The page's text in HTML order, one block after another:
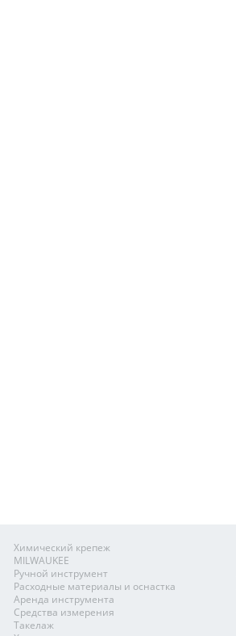
Химический крепеж
MILWAUKEE
Ручной инструмент
Расходные материалы и оснастка
Аренда инструмента
Средства измерения
Такелаж